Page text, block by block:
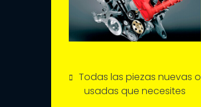
Todas las piezas nuevas o
usadas que necesites